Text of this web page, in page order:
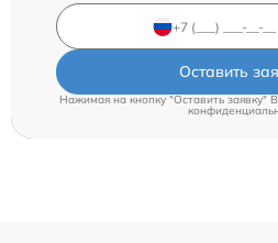
Оставить
Нажимая на кнопку "Оставить заявку"